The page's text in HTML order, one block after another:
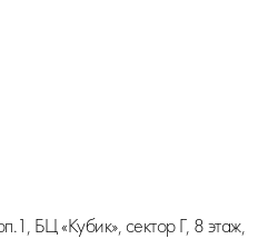
БЦ «Кубик», сектор Г, 8 этаж,